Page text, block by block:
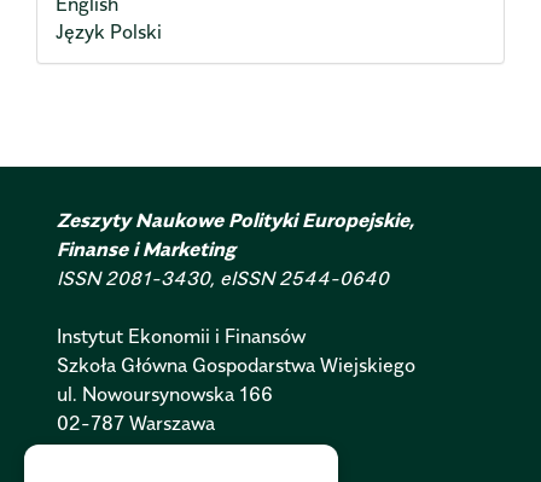
Język Polski
Zeszyty Naukowe Polityki Europejskie,
Finanse i Marketing
ISSN 2081-3430, eISSN 2544-0640
Instytut Ekonomii i Finansów
Szkoła Główna Gospodarstwa Wiejskiego
ul. Nowoursynowska 166
02-787 Warszawa